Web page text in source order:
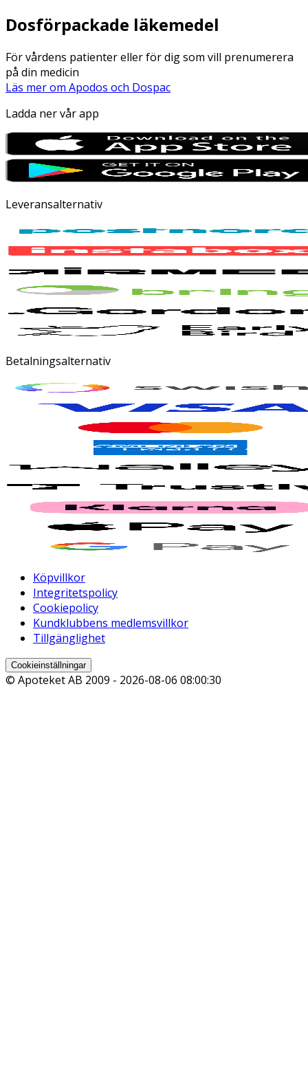
Dosförpackade läkemedel
För vårdens patienter eller för dig som vill prenumerera
på din medicin
Läs mer om Apodos och Dospac
Ladda ner vår app
Leveransalternativ
Betalningsalternativ
Köpvillkor
Integritetspolicy
Cookiepolicy
Kundklubbens medlemsvillkor
Tillgänglighet
Cookieinställningar
© Apoteket AB 2009 - 2026-08-06 08:00:30